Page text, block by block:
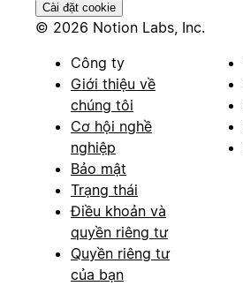
Cài đặt cookie
© 2026 Notion Labs, Inc.
Công ty
Giới thiệu về
chúng tôi
Cơ hội nghề
nghiệp
Bảo mật
Trạng thái
Điều khoản và
quyền riêng tư
Quyền riêng tư
của bạn